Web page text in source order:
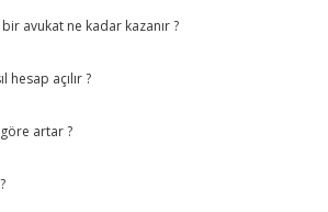
avukat ne kadar kazanır ?
hesap açılır ?
artar ?